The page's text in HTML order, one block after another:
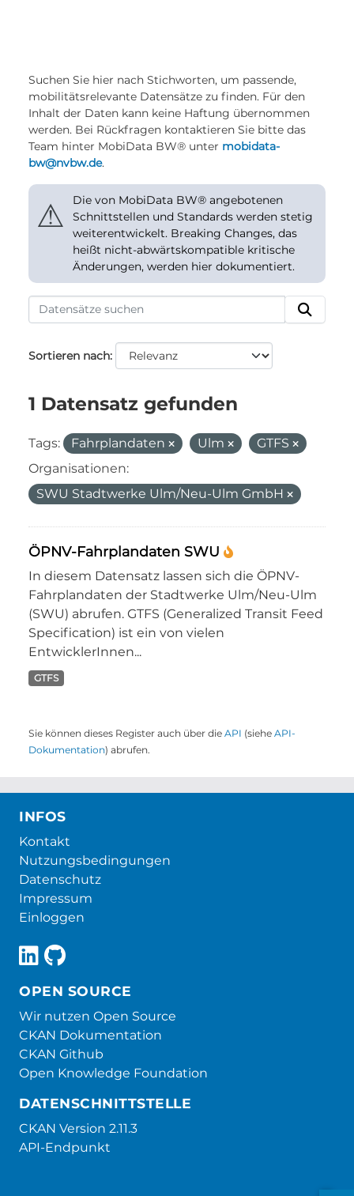
Suchen Sie hier nach Stichworten, um passende,
mobilitätsrelevante Datensätze zu finden. Für den
Inhalt der Daten kann keine Haftung übernommen
werden. Bei Rückfragen kontaktieren Sie bitte das
Team hinter MobiData BW® unter mobidata-
bw@nvbw.de.
⚠
Die von MobiData BW® angebotenen
Schnittstellen und Standards werden stetig
weiterentwickelt. Breaking Changes, das
heißt nicht-abwärtskompatible kritische
Änderungen, werden hier dokumentiert.
Sortieren nach
1 Datensatz gefunden
Tags: Fahrplandaten Ulm
GTFS
Organisationen:
SWU Stadtwerke Ulm/Neu-Ulm GmbH
ÖPNV-Fahrplandaten SWU
In diesem Datensatz lassen sich die ÖPNV-
Fahrplandaten der Stadtwerke Ulm/Neu-Ulm
(SWU) abrufen. GTFS (Generalized Transit Feed
Specification) ist ein von vielen
EntwicklerInnen...
GTFS
Sie können dieses Register auch über die API (siehe API-
Dokumentation) abrufen.
INFOS
Kontakt
Nutzungsbedingungen
Datenschutz
Impressum
Einloggen
OPEN SOURCE
Wir nutzen Open Source
CKAN Dokumentation
CKAN Github
Open Knowledge Foundation
DATENSCHNITTSTELLE
CKAN Version 2.11.3
API-Endpunkt